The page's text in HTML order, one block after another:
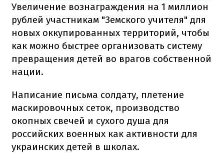
Увеличение вознаграждения на 1 миллион
рублей участникам "Земского учителя" для
новых оккупированных территорий, чтобы
как можно быстрее организовать систему
превращения детей во врагов собственной
нации.
Написание письма солдату, плетение
маскировочных сеток, производство
окопных свечей и сухого душа для
российских военных как активности для
украинских детей в школах.